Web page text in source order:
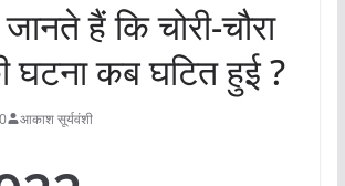
हैं कि चोरी-चौरा
घटना कब घटित हुई ?
आकाश सूर्यवंशी